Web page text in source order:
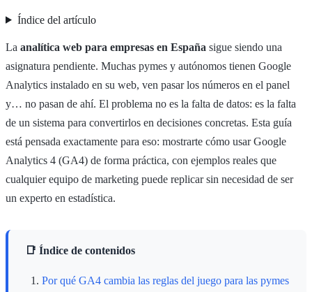
Índice del artículo
La analítica web para empresas en España sigue siendo una
asignatura pendiente. Muchas pymes y autónomos tienen Google
Analytics instalado en su web, ven pasar los números en el panel
y… no pasan de ahí. El problema no es la falta de datos: es la falta
de un sistema para convertirlos en decisiones concretas. Esta guía
está pensada exactamente para eso: mostrarte cómo usar Google
Analytics 4 (GA4) de forma práctica, con ejemplos reales que
cualquier equipo de marketing puede replicar sin necesidad de ser
un experto en estadística.
📑 Índice de contenidos
Por qué GA4 cambia las reglas del juego para las pymes